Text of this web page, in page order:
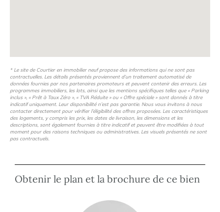
* Le site de Courtier en immobilier neuf propose des informations qui ne sont pas
contractuelles. Les détails présentés proviennent d’un traitement automatisé de
données fournies par nos partenaires promoteurs et peuvent contenir des erreurs. Les
programmes immobiliers, les lots, ainsi que les mentions spécifiques telles que « Parking
inclus », « Prêt à Taux Zéro », « TVA Réduite » ou « Offre spéciale » sont donnés à titre
indicatif uniquement. Leur disponibilité n’est pas garantie. Nous vous invitons à nous
contacter directement pour vérifier l’éligibilité des offres proposées. Les caractéristiques
des logements, y compris les prix, les dates de livraison, les dimensions et les
descriptions, sont également fournies à titre indicatif et peuvent être modifiées à tout
moment pour des raisons techniques ou administratives. Les visuels présentés ne sont
pas contractuels.
Obtenir le plan et la brochure de ce bien